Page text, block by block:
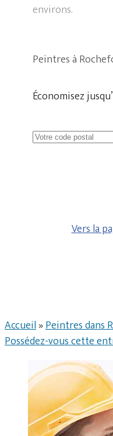
environs.
Peintres à
Économisez
Vers la
Accueil»Peintres dans
Possédez-vous cette